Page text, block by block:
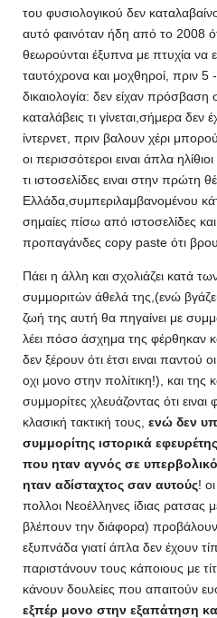
του φυσιολογικού δεν
αυτό φαινόταν ήδη από το 2008
θεωρούνται έξυπνα με πτυχία να
ταυτόχρονα και μοχθηροί, πριν 5
δικαιολογία: δεν είχαν πρόσβαση
καταλάβεις τι γίνεται,σήμερα δεν
ίντερνετ, πριν βαλουν χέρι
οι περισσότεροι ειναι άπλα
τι ιστοσελίδες ειναι στην πρώτη
Ελλάδα,συμπεριλαμβανομένου
σημαίες πίσω από ιστοσελίδες
προπαγάνδες copy paste ότι
Πάει η άλλη και σχολιάζει κατά
συμμοριτών άθελά της,(ενώ
ζωή της αυτή θα πηγαίνει με
λέει πόσο άσχημα της φέρθηκαν
δεν ξέρουν ότι έτσι ειναι παντού
οχι μονο στην πολίτικη!), και
συμμορίτες χλευάζοντας ότι ειναι
κλασική τακτική τους, ενώ δεν
συμμορίτης ιστορικά
που ηταν αγνός σε υπερβολικό
ηταν αδίσταχτος σαν αυτούς!
πολλοι Νεοέλληνες ίδιας ρατσας
βλέπουν την διάφορα)
εξυπνάδα γιατί άπλα δεν έχουν
παριστάνουν τους κάποιους με
κάνουν δουλείες που απαιτούν
εξπέρ μονο στην εξαπάτηση